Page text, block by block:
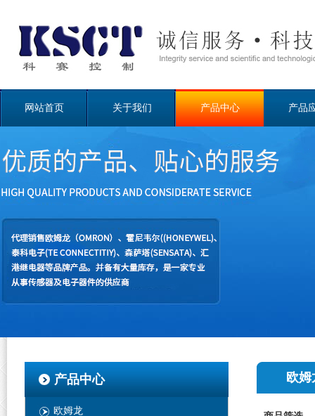
网站首页 关于我们 产品中心 产品
产品中心
欧姆龙
欧姆